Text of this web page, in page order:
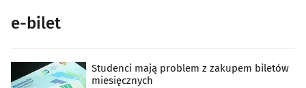
e-bilet
Studenci mają problem z zakupem biletów
miesięcznych